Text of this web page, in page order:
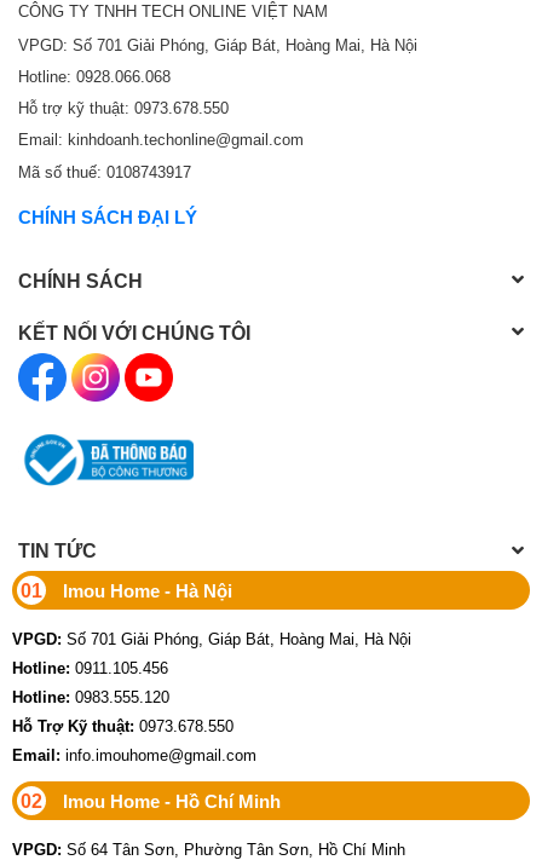
CÔNG TY TNHH TECH ONLINE VIỆT NAM
VPGD: Số 701 Giải Phóng, Giáp Bát, Hoàng Mai, Hà Nội
Hotline: 0928.066.068
Hỗ trợ kỹ thuật: 0973.678.550
Email: kinhdoanh.techonline@gmail.com
Mã số thuế: 0108743917
CHÍNH SÁCH ĐẠI LÝ
CHÍNH SÁCH
KẾT NỐI VỚI CHÚNG TÔI
TIN TỨC
01
Imou Home - Hà Nội
VPGD: Số 701 Giải Phóng, Giáp Bát, Hoàng Mai, Hà Nội
Hotline: 0911.105.456
Hotline: 0983.555.120
Hỗ Trợ Kỹ thuật: 0973.678.550
Email: info.imouhome@gmail.com
02 Imou Home - Hồ Chí Minh
VPGD: Số 64 Tân Sơn, Phường Tân Sơn, Hồ Chí Minh